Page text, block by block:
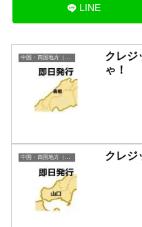
LINE
中国・四国地方（即日発行）
クレジ
ゃ！
中国・四国地方（即日発行） クレジ